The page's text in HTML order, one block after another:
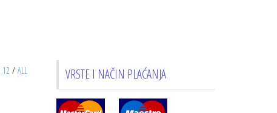
12 / ALL VRSTE I NAČIN PLAĆANJA